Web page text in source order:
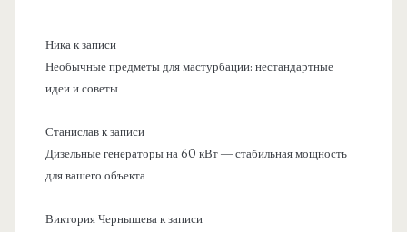
Никак записи
Необычные предметы для мастурбации: нестандартные
идеи и советы
Станиславк записи
Дизельные генераторы на 60 кВт — стабильная мощность
для вашего объекта
Виктория Чернышевак записи